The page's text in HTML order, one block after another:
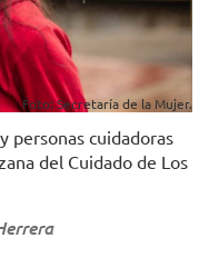
Foto: Secretaría de la Mujer.
personas cuidadoras
del Cuidado de Los